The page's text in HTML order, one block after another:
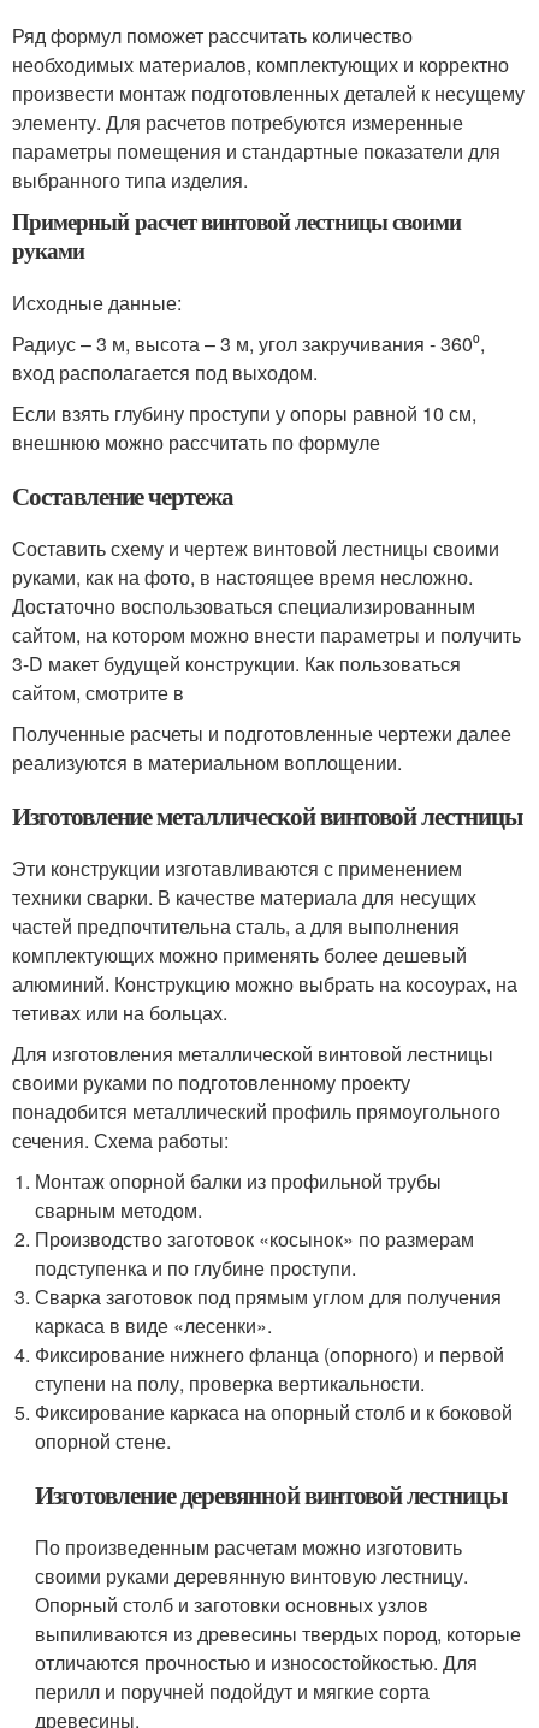
Ряд формул поможет рассчитать количество
необходимых материалов, комплектующих и корректно
произвести монтаж подготовленных деталей к несущему
элементу. Для расчетов потребуются измеренные
параметры помещения и стандартные показатели для
выбранного типа изделия.
Примерный расчет винтовой лестницы своими
руками
Исходные данные:
Радиус – 3 м, высота – 3 м, угол закручивания - 360⁰,
вход располагается под выходом.
Если взять глубину проступи у опоры равной 10 см,
внешнюю можно рассчитать по формуле
Составление чертежа
Составить схему и чертеж винтовой лестницы своими
руками, как на фото, в настоящее время несложно.
Достаточно воспользоваться специализированным
сайтом, на котором можно внести параметры и получить
3-D макет будущей конструкции. Как пользоваться
сайтом, смотрите в
Полученные расчеты и подготовленные чертежи далее
реализуются в материальном воплощении.
Изготовление металлической винтовой лестницы
Эти конструкции изготавливаются с применением
техники сварки. В качестве материала для несущих
частей предпочтительна сталь, а для выполнения
комплектующих можно применять более дешевый
алюминий. Конструкцию можно выбрать на косоурах, на
тетивах или на больцах.
Для изготовления металлической винтовой лестницы
своими руками по подготовленному проекту
понадобится металлический профиль прямоугольного
сечения. Схема работы:
Монтаж опорной балки из профильной трубы
сварным методом.
Производство заготовок «косынок» по размерам
подступенка и по глубине проступи.
Сварка заготовок под прямым углом для получения
каркаса в виде «лесенки».
Фиксирование нижнего фланца (опорного) и первой
ступени на полу, проверка вертикальности.
Фиксирование каркаса на опорный столб и к боковой
опорной стене.
Изготовление деревянной винтовой лестницы
По произведенным расчетам можно изготовить
своими руками деревянную винтовую лестницу.
Опорный столб и заготовки основных узлов
выпиливаются из древесины твердых пород, которые
отличаются прочностью и износостойкостью. Для
перилл и поручней подойдут и мягкие сорта
древесины.